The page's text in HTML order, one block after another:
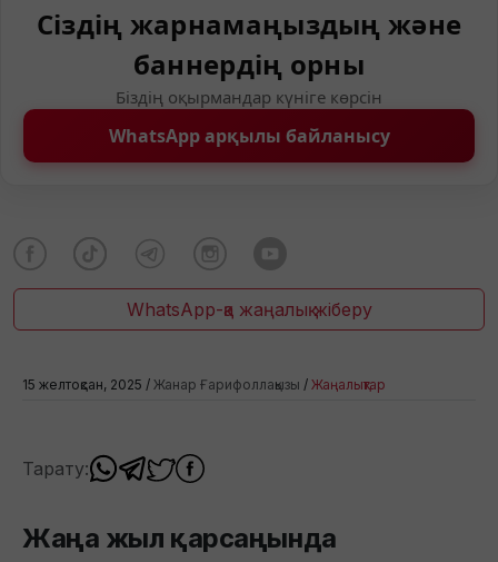
Сіздің жарнамаңыздың және
баннердің орны
Біздің оқырмандар күніге көрсін
WhatsApp арқылы байланысу
WhatsApp-қа жаңалық жіберу
15 желтоқсан, 2025 / Жанар Ғарифоллақызы / Жаңалықтар
Тарату:
Жаңа жыл қарсаңында